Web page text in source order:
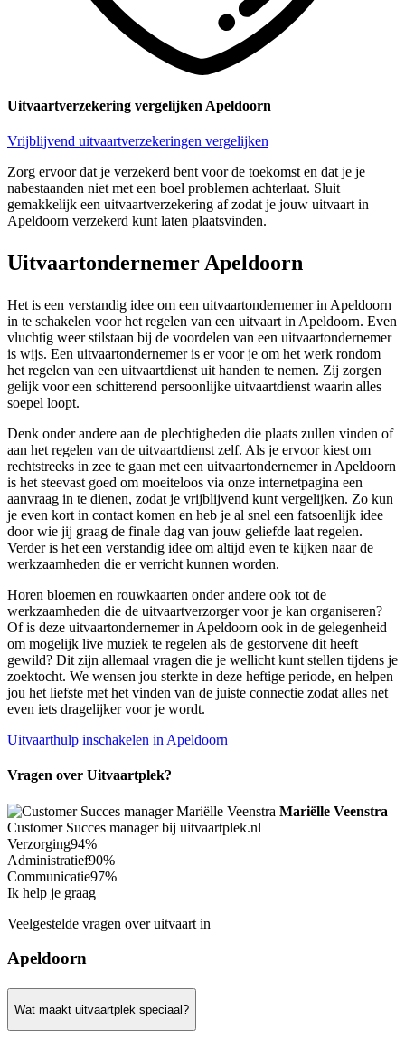
Uitvaartverzekering vergelijken Apeldoorn
Vrijblijvend uitvaartverzekeringen vergelijken
Zorg ervoor dat je verzekerd bent voor de toekomst en dat je je
nabestaanden niet met een boel problemen achterlaat. Sluit
gemakkelijk een uitvaartverzekering af zodat je jouw uitvaart in
Apeldoorn verzekerd kunt laten plaatsvinden.
Uitvaartondernemer Apeldoorn
Het is een verstandig idee om een uitvaartondernemer in Apeldoorn
in te schakelen voor het regelen van een uitvaart in Apeldoorn. Even
vluchtig weer stilstaan bij de voordelen van een uitvaartondernemer
is wijs. Een uitvaartondernemer is er voor je om het werk rondom
het regelen van een uitvaartdienst uit handen te nemen. Zij zorgen
gelijk voor een schitterend persoonlijke uitvaartdienst waarin alles
soepel loopt.
Denk onder andere aan de plechtigheden die plaats zullen vinden of
aan het regelen van de uitvaartdienst zelf. Als je ervoor kiest om
rechtstreeks in zee te gaan met een uitvaartondernemer in Apeldoorn
is het steevast goed om moeiteloos via onze internetpagina een
aanvraag in te dienen, zodat je vrijblijvend kunt vergelijken. Zo kun
je even kort in contact komen en heb je al snel een fatsoenlijk idee
door wie jij graag de finale dag van jouw geliefde laat regelen.
Verder is het een verstandig idee om altijd even te kijken naar de
werkzaamheden die er verricht kunnen worden.
Horen bloemen en rouwkaarten onder andere ook tot de
werkzaamheden die de uitvaartverzorger voor je kan organiseren?
Of is deze uitvaartondernemer in Apeldoorn ook in de gelegenheid
om mogelijk live muziek te regelen als de gestorvene dit heeft
gewild? Dit zijn allemaal vragen die je wellicht kunt stellen tijdens je
zoektocht. We wensen jou sterkte in deze heftige periode, en helpen
jou het liefste met het vinden van de juiste connectie zodat alles net
even iets dragelijker voor je wordt.
Uitvaarthulp inschakelen in Apeldoorn
Vragen over Uitvaartplek?
Mariëlle Veenstra
Customer Succes manager bij uitvaartplek.nl
Verzorging94%
Administratief90%
Communicatie97%
Ik help je graag
Veelgestelde vragen over uitvaart in
Apeldoorn
Wat maakt uitvaartplek speciaal?